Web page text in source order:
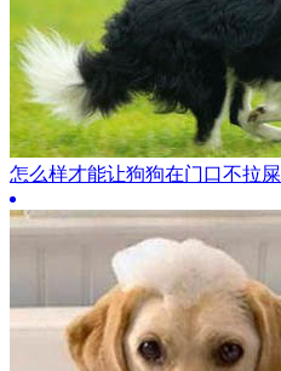
怎么样才能让狗狗在门口不拉屎